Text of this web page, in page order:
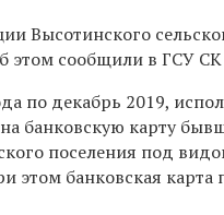
Высотинского
этом сообщили в ГСУ
по декабрь 2019,
банковскую карту
поселения под
этом банковская карта